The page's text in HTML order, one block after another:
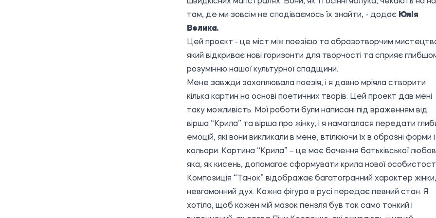
там, де ми зовсім не сподіваємось їх знайти, - додає Юлія
Велика.
Цей проєкт - це міст між поезією та образотворчим
який відкриває нові горизонти для творчості та сприяє
розумінню нашої культурної спадщини.
Мене завжди захоплювала поезія, і я давно мріяла створити
кілька картин на основі поетичних творів. Цей проект дав мені
таку можливість. Мої роботи були написані під враженням від
вірша “Крила” та вірша про жінку, і я намагалася передати
емоцій, які вони викликали в мене, втілюючи їх в образні форми і
кольори. Картина “Крила” – це моє бачення батьківської
яка, як кисень, допомагає сформувати крила нової
Композиція “Танок” відображає багатогранний характер жінки,
невгамонний дух. Кожна фігура в русі передає певний стан. Я
хотіла, щоб кожен мій мазок пензля був так само тонкий і